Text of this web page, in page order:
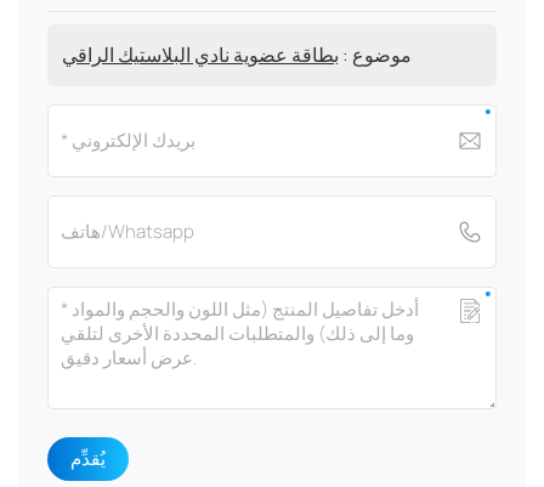
موضوع : بطاقة عضوية نادي البلاستيك الراقي
يُقدِّم